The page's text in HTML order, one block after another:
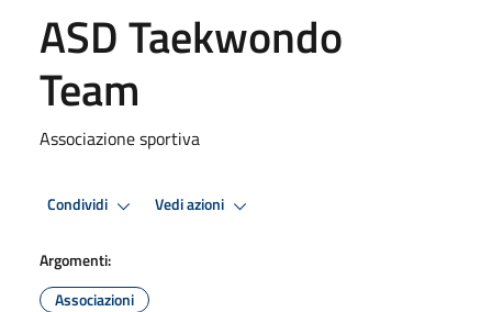
ASD Taekwondo
Team
Associazione sportiva
Condividi Vedi azioni
Argomenti:
Associazioni